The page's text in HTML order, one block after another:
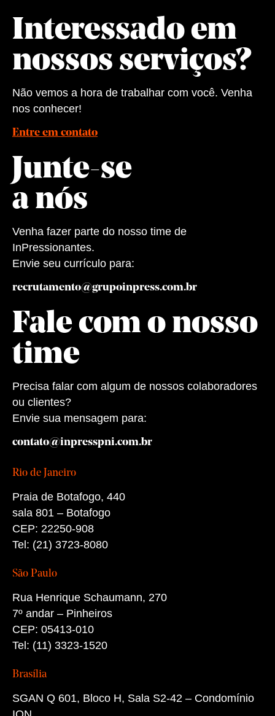
Interessado em
nossos serviços?
Não vemos a hora de trabalhar com você. Venha
nos conhecer!
Entre em contato
Junte-se
a nós
Venha fazer parte do nosso time de
InPressionantes.
Envie seu currículo para:
recrutamento@grupoinpress.com.br
Fale com o nosso
time
Precisa falar com algum de nossos colaboradores
ou clientes?
Envie sua mensagem para:
contato@inpresspni.com.br
Rio de Janeiro
Praia de Botafogo, 440
sala 801 – Botafogo
CEP: 22250-908
Tel: (21) 3723-8080
São Paulo
Rua Henrique Schaumann, 270
7º andar – Pinheiros
CEP: 05413-010
Tel: (11) 3323-1520
Brasília
SGAN Q 601, Bloco H, Sala S2-42 – Condomínio